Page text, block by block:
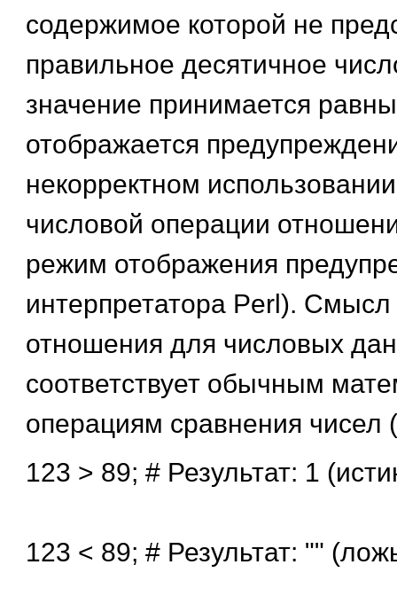
содержимое которой не
правильное десятичное
значение принимается
отображается
некорректном
числовой операции
режим отображения
интерпретатора Perl).
отношения для числовых
соответствует обычным
операциям сравнения чисел
123 > 89; # Результат: 1
123 < 89; # Результат: ""